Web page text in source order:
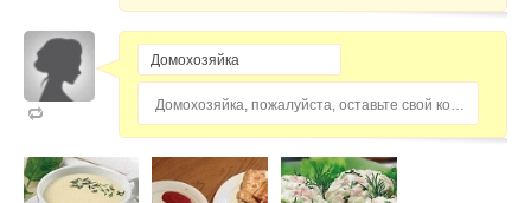
Домохозяйка, пожалуйста, оставьте свой комментарий...